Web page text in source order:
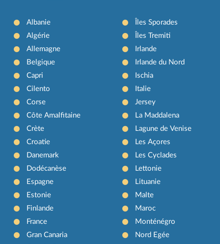
Albanie
Algérie
Allemagne
Belgique
Capri
Cilento
Corse
Côte Amalfitaine
Crète
Croatie
Danemark
Dodécanèse
Espagne
Estonie
Finlande
France
Gran Canaria
Îles Sporades
Îles Tremiti
Irlande
Irlande du Nord
Ischia
Italie
Jersey
La Maddalena
Lagune de Venise
Les Açores
Les Cyclades
Lettonie
Lituanie
Malte
Maroc
Monténégro
Nord Egée